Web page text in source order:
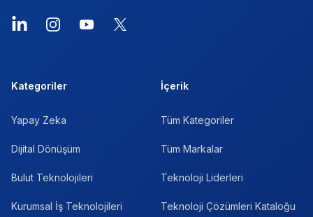
LinkedInInstagramYouTube
X
Kategoriler
Yapay Zeka
Dijital Dönüşüm
Bulut Teknolojileri
Kurumsal İş Teknolojileri
İçerik
Tüm Kategoriler
Tüm Markalar
Teknoloji Liderleri
Teknoloji Çözümleri Kataloğu